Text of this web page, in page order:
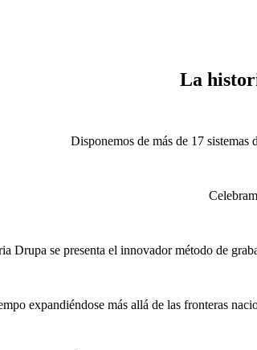
La
Disponemos de más de 17 sistemas
Drupa se presenta el innovador método de
expandiéndose más allá de las fronteras